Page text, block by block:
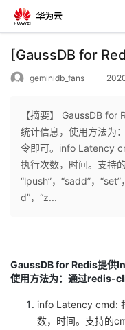
返
个
人
页
我
开
[GaussDB for
geminidb_fans
【摘要】 GaussDB
统计信息，使用方法为
令即可。info Latency
执行次数，时间。支持
“lpush”，“sadd”，
d”，“z...
GaussDB for Redis提供
使用方法为：通过redis-
info Latency cmd:
数，时间。支持的